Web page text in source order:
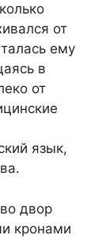
от
ему
в
от
язык,
двор
кронами